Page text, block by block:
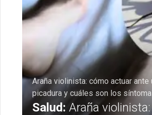
Araña violinista: cómo actuar ante
picadura y cuáles son los
Salud: Araña